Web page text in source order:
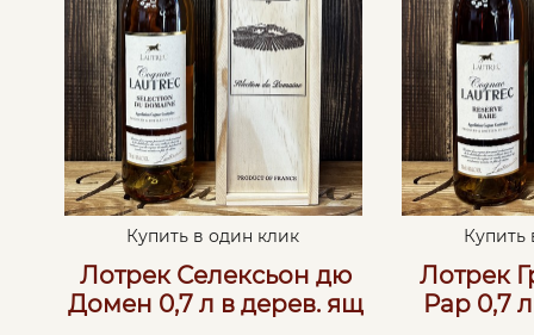
Купить в один клик
Лотрек Селексьон дю
Домен 0,7 л в дерев. ящ
Купить
Лотрек
Рар 0,7